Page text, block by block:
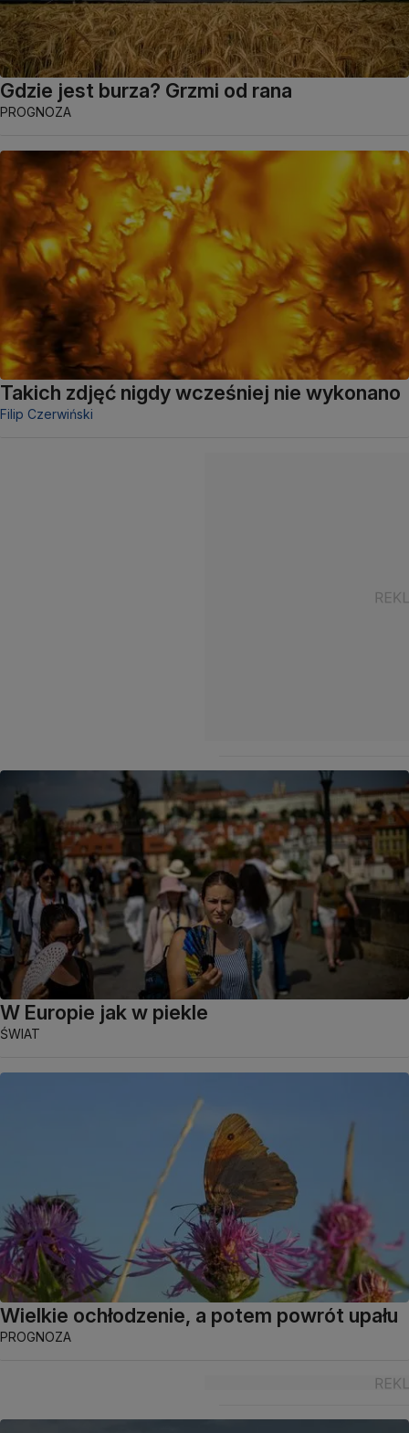
Gdzie jest burza? Grzmi od rana
PROGNOZA
Takich zdjęć nigdy wcześniej nie wykonano
Filip Czerwiński
W Europie jak w piekle
ŚWIAT
Wielkie ochłodzenie, a potem powrót upału
PROGNOZA